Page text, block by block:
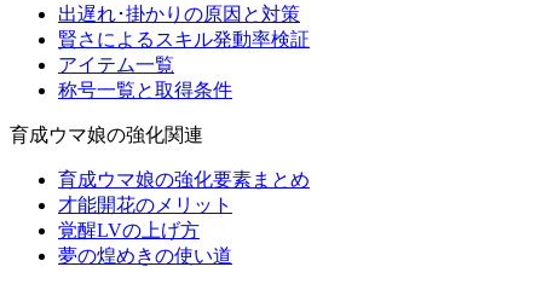
出遅れ･掛かりの原因と対策
賢さによるスキル発動率検証
アイテム一覧
称号一覧と取得条件
育成ウマ娘の強化関連
育成ウマ娘の強化要素まとめ
才能開花のメリット
覚醒LVの上げ方
夢の煌めきの使い道